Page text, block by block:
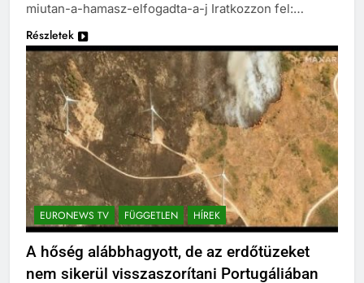
miutan-a-hamasz-elfogadta-a-j Iratkozzon fel:…
Részletek
EURONEWS TV FÜGGETLEN HÍREK
A hőség alábbhagyott, de az erdőtüzeket
nem sikerül visszaszorítani Portugáliában